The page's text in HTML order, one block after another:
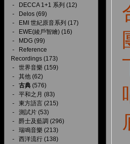
-
DECCA 1+1 系列 (12)
-
Delos (69)
-
EMI 世紀原音系列 (17)
-
EWE(綾戶智繪) (16)
-
MDG (99)
-
Reference
Recordings (173)
- 世界音樂 (159)
- 其他 (62)
- 古典 (576)
- 平和之月 (83)
- 東方語言 (215)
- 測試片 (53)
- 爵士及藍調 (296)
- 瑞鳴音樂 (213)
- 西洋流行 (138)